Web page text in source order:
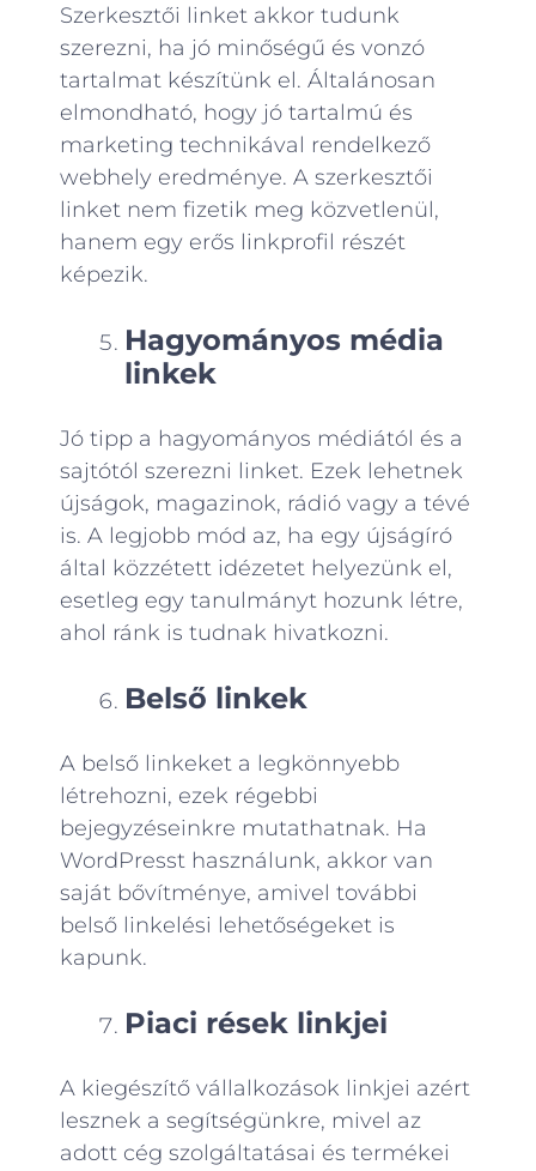
Szerkesztői linket akkor tudunk
szerezni, ha jó minőségű és vonzó
tartalmat készítünk el. Általánosan
elmondható, hogy jó tartalmú és
marketing technikával rendelkező
webhely eredménye. A szerkesztői
linket nem fizetik meg közvetlenül,
hanem egy erős linkprofil részét
képezik.
Hagyományos média
linkek
Jó tipp a hagyományos médiától és a
sajtótól szerezni linket. Ezek lehetnek
újságok, magazinok, rádió vagy a tévé
is. A legjobb mód az, ha egy újságíró
által közzétett idézetet helyezünk el,
esetleg egy tanulmányt hozunk létre,
ahol ránk is tudnak hivatkozni.
Belső linkek
A belső linkeket a legkönnyebb
létrehozni, ezek régebbi
bejegyzéseinkre mutathatnak. Ha
WordPresst használunk, akkor van
saját bővítménye, amivel további
belső linkelési lehetőségeket is
kapunk.
Piaci rések linkjei
A kiegészítő vállalkozások linkjei azért
lesznek a segítségünkre, mivel az
adott cég szolgáltatásai és termékei